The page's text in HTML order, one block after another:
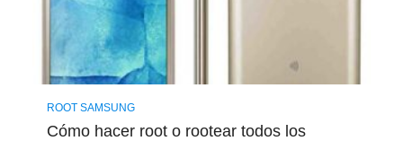
ROOT SAMSUNG
Cómo hacer root o rootear todos los